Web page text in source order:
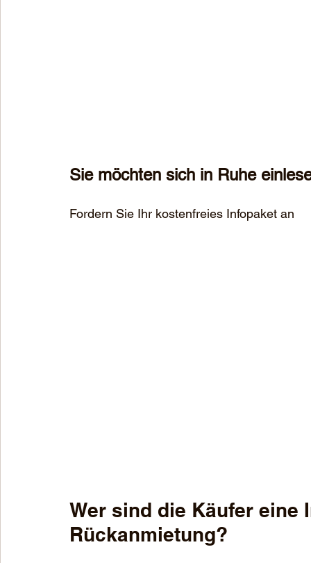
Sie möchten sich in Ruhe
Fordern Sie Ihr kostenfreies Infopaket an
Wer sind die Käufer
Rückanmietung?